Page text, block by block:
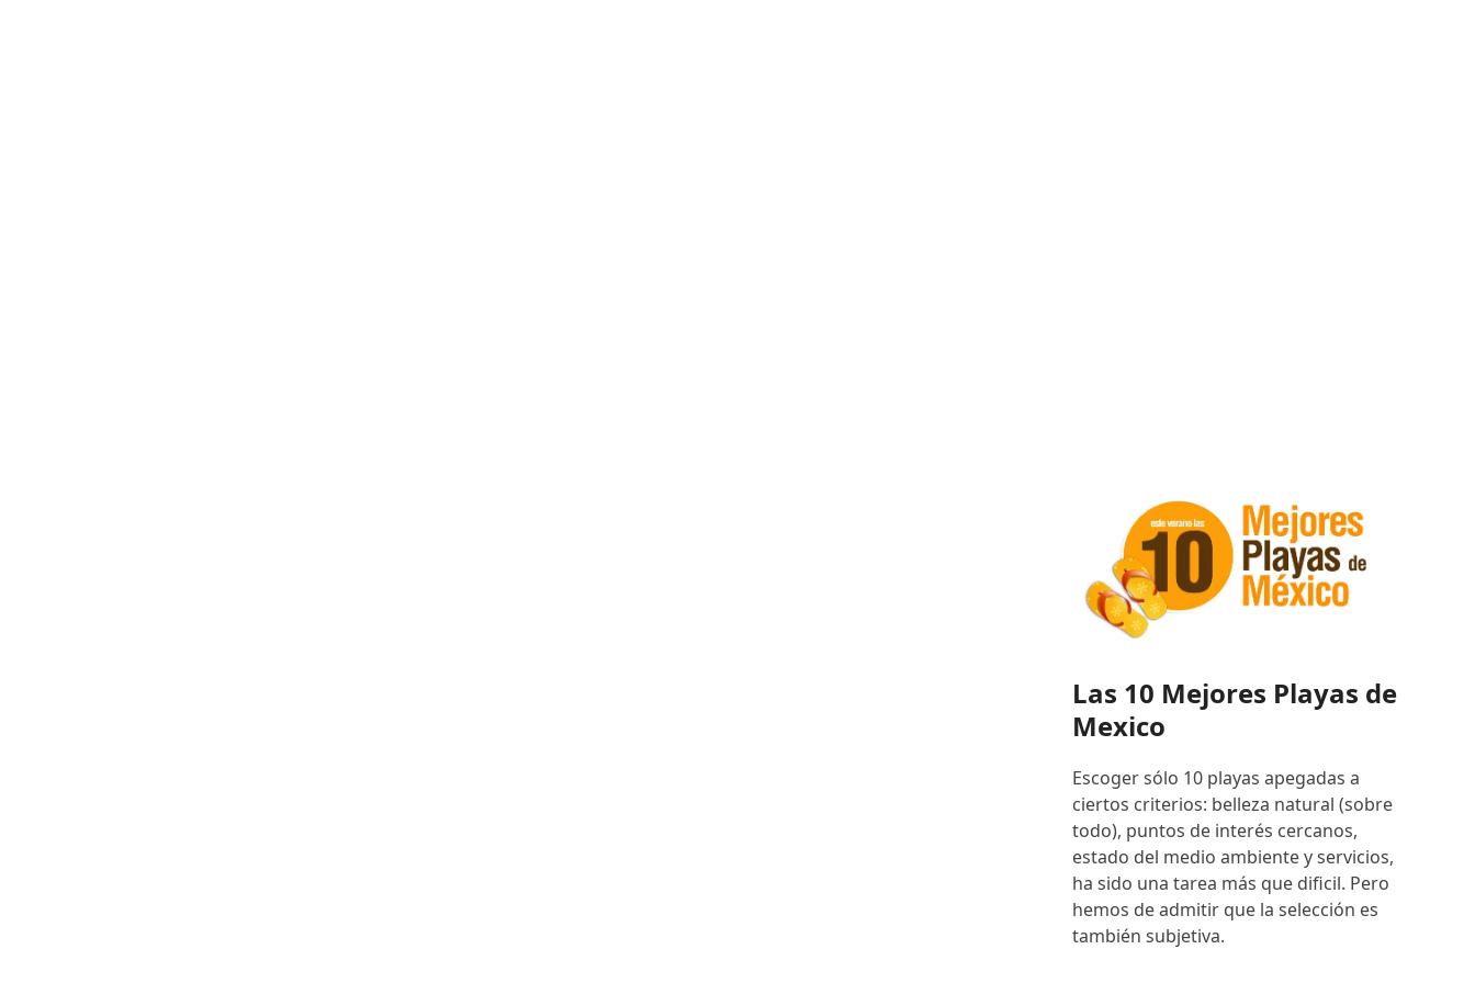
Las 10 Mejores Playas de
Mexico
Escoger sólo 10 playas apegadas a
ciertos criterios: belleza natural (sobre
todo), puntos de interés cercanos,
estado del medio ambiente y servicios,
ha sido una tarea más que dificil. Pero
hemos de admitir que la selección es
también subjetiva.